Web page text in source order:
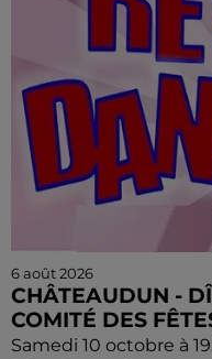
6 août 2026
CHÂTEAUDUN -
COMITÉ DES
Samedi 10 octobre à